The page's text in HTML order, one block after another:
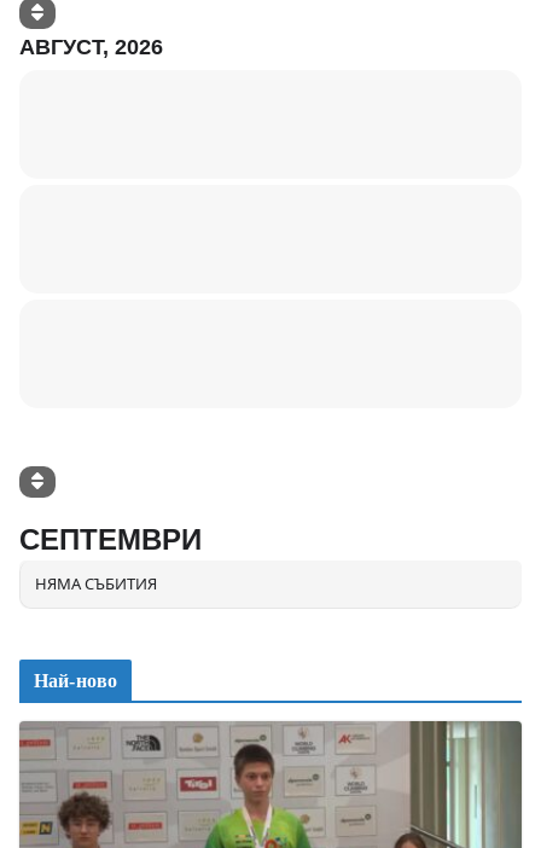
АВГУСТ, 2026
СЕПТЕМВРИ
НЯМА СЪБИТИЯ
Най-ново